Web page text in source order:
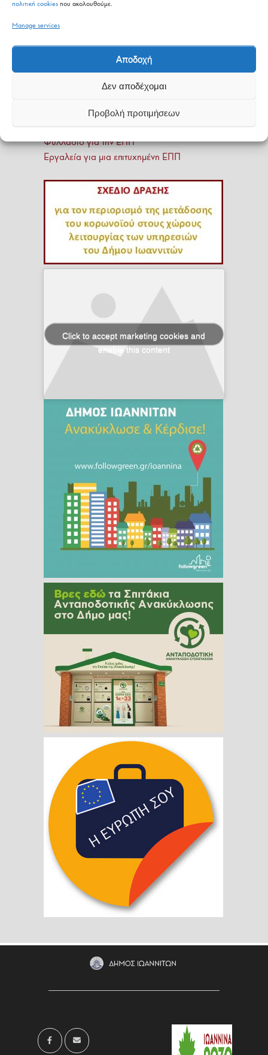
πολιτική cookies που ακολουθούμε.
Manage services
Αποδοχή
Δεν αποδέχομαι
Προβολή προτιμήσεων
Οδηγός για την ΕΠΠ
Φυλλάδιο για την ΕΠΠ
Εργαλεία για μια επιτυχημένη ΕΠΠ
Click to accept marketing cookies and
enable this content